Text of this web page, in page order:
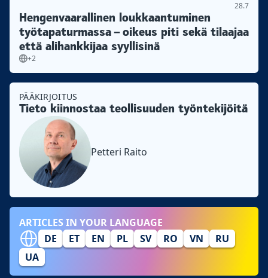
28.7
Hengenvaarallinen loukkaantuminen
työtapaturmassa – oikeus piti sekä tilaajaa
että alihankkijaa syyllisinä
+2
PÄÄKIRJOITUS
Tieto kiinnostaa teollisuuden työntekijöitä
Petteri Raito
ARTICLES IN YOUR LANGUAGE
DE
ET EN PL SV RO VN
RU
UA